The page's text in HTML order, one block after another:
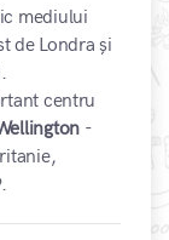
mediului
de Londra și
centru
-